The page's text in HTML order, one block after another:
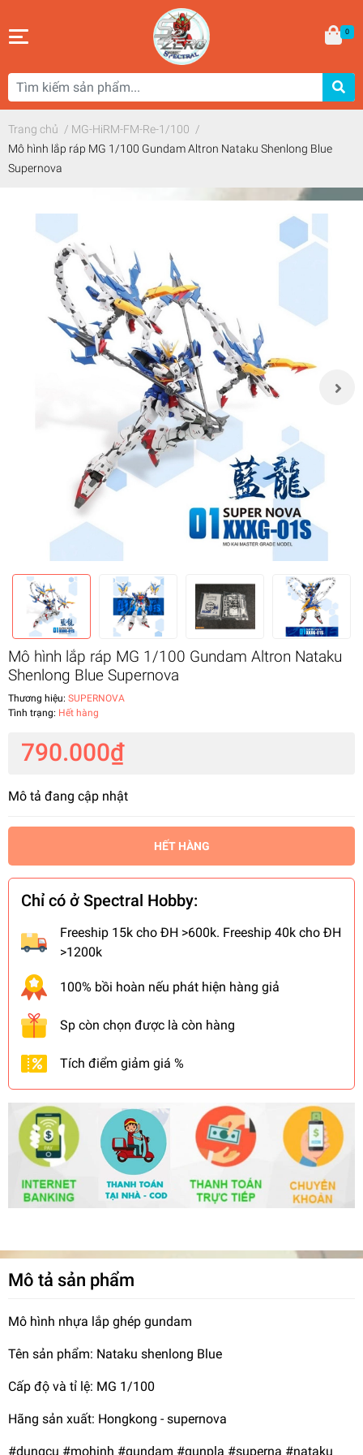
0
Trang chủ / MG-HiRM-FM-Re-1/100 /
Mô hình lắp ráp MG 1/100 Gundam Altron Nataku Shenlong Blue
Supernova
Mô hình lắp ráp MG 1/100 Gundam Altron Nataku
Shenlong Blue Supernova
Thương hiệu: SUPERNOVA
Tình trạng: Hết hàng
790.000₫
Mô tả đang cập nhật
HẾT HÀNG
Chỉ có ở Spectral Hobby:
Freeship 15k cho ĐH >600k. Freeship 40k cho ĐH
>1200k
100% bồi hoàn nếu phát hiện hàng giả
Sp còn chọn được là còn hàng
Tích điểm giảm giá %
Mô tả sản phẩm
Mô hình nhựa lắp ghép gundam
Tên sản phẩm: Nataku shenlong Blue
Cấp độ và tỉ lệ: MG 1/100
Hãng sản xuất: Hongkong - supernova
#dungcu #mohinh #gundam #gunpla #superna #nataku